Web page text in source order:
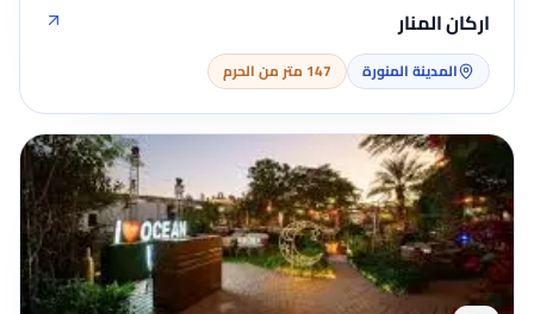
اركان المنار
المدينة المنورة 147 متر من الحرم